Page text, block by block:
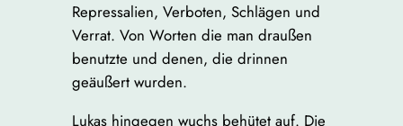
Repressalien, Verboten, Schlägen und
Verrat. Von Worten die man draußen
benutzte und denen, die drinnen
geäußert wurden.
Lukas hingegen wuchs behütet auf. Die